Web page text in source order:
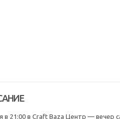
в 21:00 в Craft Baza Центр — вечер